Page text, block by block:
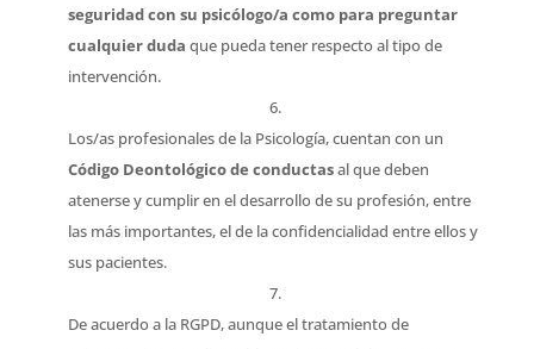
seguridad con su psicólogo/a como para preguntar
cualquier duda que pueda tener respecto al tipo de
intervención.
Los/as profesionales de la Psicología, cuentan con un
Código Deontológico de conductasal que deben
atenerse y cumplir en el desarrollo de su profesión, entre
las más importantes, el de la confidencialidad entre ellos y
sus pacientes.
De acuerdo a la RGPD, aunque el tratamiento de